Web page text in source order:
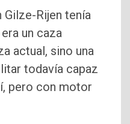
Rijen tenía
un caza
actual, sino una
todavía capaz
pero con motor